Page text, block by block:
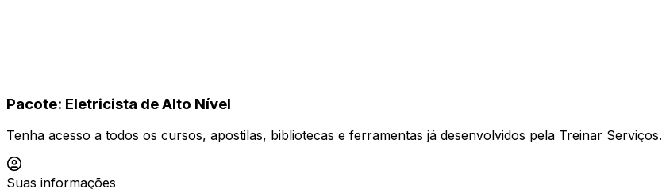
Pacote: Eletricista de Alto Nível
Tenha acesso a todos os cursos, apostilas, bibliotecas e ferramentas já desenvolvidos pela Treinar Serviços.
Suas informações